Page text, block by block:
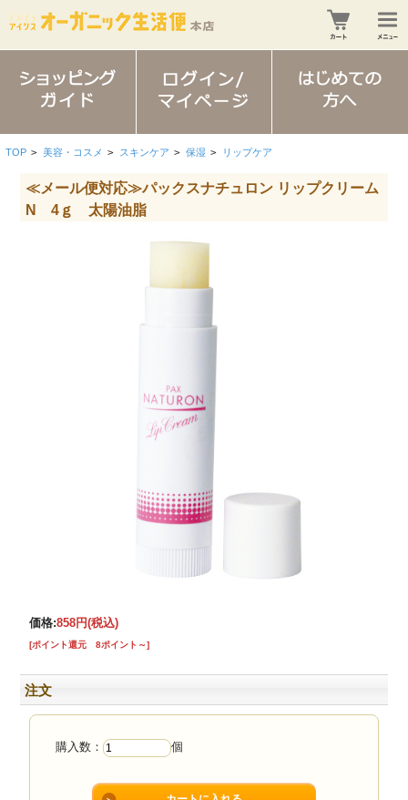
TOP > 美容・コスメ > スキンケア > 保湿 > リップケア
≪メール便対応≫パックスナチュロン リップクリーム
N 4ｇ 太陽油脂
価格:858円(税込)
[ポイント還元 8ポイント～]
注文
購入数： 個